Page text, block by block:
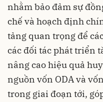
nhằm bảo đảm sự
chế và hoạch định
tảng quan trọng để
các đối tác phát triển
nâng cao hiệu quả
nguồn vốn ODA và
trong giai đoạn tới,